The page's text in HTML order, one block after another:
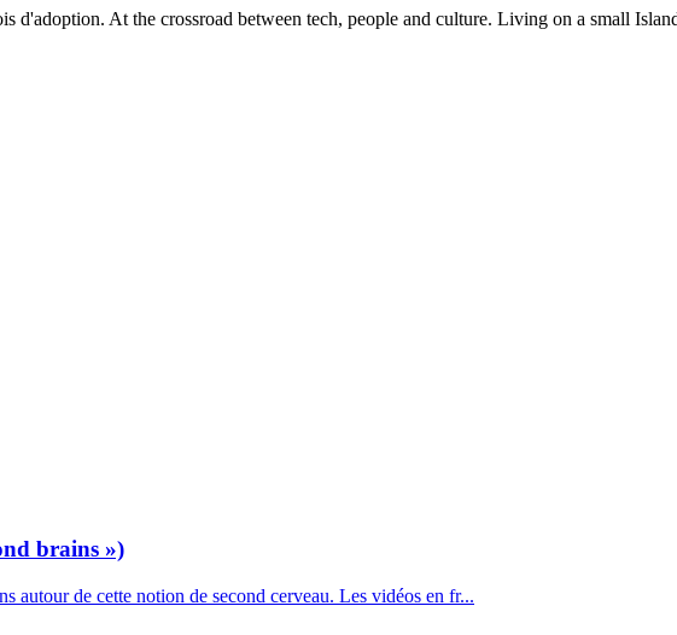
d'adoption. At the crossroad between tech, people and culture. Living on a small
brains »)
autour de cette notion de second cerveau. Les vidéos en fr...